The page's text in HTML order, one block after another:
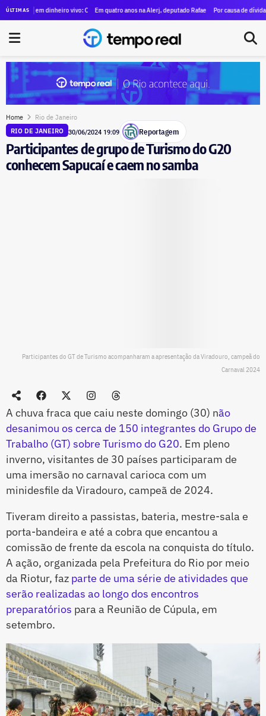
ÚLTIMAS
ocuparam antigo prédio do Inmetro
em dinheiro vivo: Clébio Jacaré registra candidatura à Câmara e declara patrimônio de R$ 57
Em quatro anos na Alerj, deputado Rafael Nobre multiplica patrimônio
Por causa de dívida, imóvel
Home Rio de Janeiro
RIO DE JANEIRO 30/06/2024 19:09 Reportagem
Participantes de grupo de Turismo do G20
conhecem Sapucaí e caem no samba
Participantes do GT de Turismo acompanharam a apresentação da Viradouro, campeã do
Carnaval 2024
A chuva fraca que caiu neste domingo (30) não
desanimou os cerca de 150 integrantes do Grupo de
Trabalho (GT) sobre Turismo do G20. Em pleno
inverno, visitantes de 30 países participaram de
uma imersão no carnaval carioca com um
minidesfile da Viradouro, campeã de 2024.
Tiveram direito a passistas, bateria, mestre-sala e
porta-bandeira e até a cobra que encantou a
comissão de frente da escola na conquista do título.
A ação, organizada pela Prefeitura do Rio por meio
da Riotur, faz parte de uma série de atividades que
serão realizadas ao longo dos encontros
preparatórios para a Reunião de Cúpula, em
setembro.